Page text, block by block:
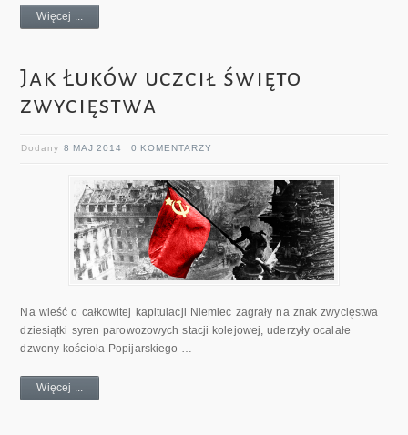
Więcej ...
Jak Łuków uczcił święto
zwycięstwa
Dodany8 MAJ 2014 0 KOMENTARZY
Na wieść o całkowitej kapitulacji Niemiec zagrały na znak zwycięstwa
dziesiątki syren parowozowych stacji kolejowej, uderzyły ocalałe
dzwony kościoła Popijarskiego …
Więcej ...